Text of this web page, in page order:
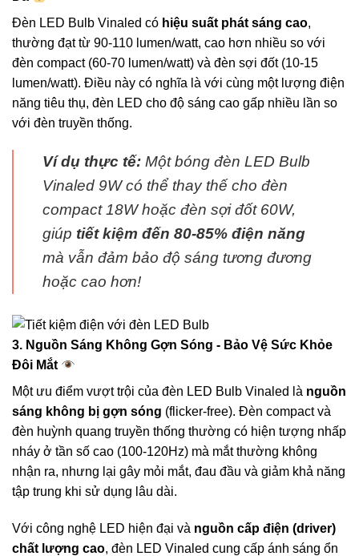
Đèn LED Bulb Vinaled có hiệu suất phát sáng cao,
thường đạt từ 90-110 lumen/watt, cao hơn nhiều so với
đèn compact (60-70 lumen/watt) và đèn sợi đốt (10-15
lumen/watt). Điều này có nghĩa là với cùng một lượng điện
năng tiêu thụ, đèn LED cho độ sáng cao gấp nhiều lần so
với đèn truyền thống.
Ví dụ thực tế: Một bóng đèn LED Bulb
Vinaled 9W có thể thay thế cho đèn
compact 18W hoặc đèn sợi đốt 60W,
giúp tiết kiệm đến 80-85% điện năng
mà vẫn đảm bảo độ sáng tương đương
hoặc cao hơn!
3. Nguồn Sáng Không Gợn Sóng - Bảo Vệ Sức Khỏe
Đôi Mắt
Một ưu điểm vượt trội của đèn LED Bulb Vinaled là nguồn
sáng không bị gợn sóng (flicker-free). Đèn compact và
đèn huỳnh quang truyền thống thường có hiện tượng nhấp
nháy ở tần số cao (100-120Hz) mà mắt thường không
nhận ra, nhưng lại gây mỏi mắt, đau đầu và giảm khả năng
tập trung khi sử dụng lâu dài.
Với công nghệ LED hiện đại và nguồn cấp điện (driver)
chất lượng cao, đèn LED Vinaled cung cấp ánh sáng ổn